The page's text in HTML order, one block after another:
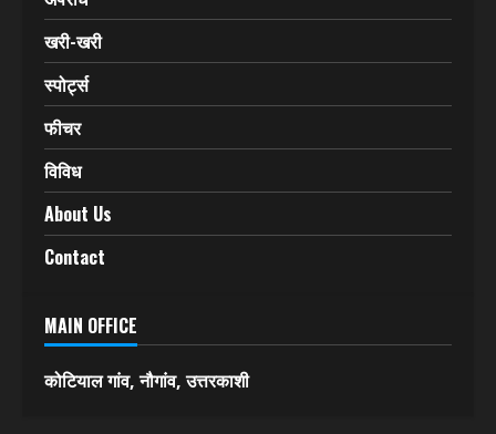
हिमाचल प्रदेश
देश-विदेश
एक्सीडेंट
अपराध
खरी-खरी
स्पोर्ट्स
विविध
About Us